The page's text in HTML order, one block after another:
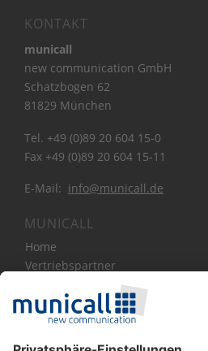
KONTAKT
municall
new communication GmbH
Schatzbogen 62
81829 München
Tel. +49 (0)89 20 604 15-0
Fax +49 (0)89 20 604 15-11
E-Mail: info@municall.de
MUNICALL
Home
Vertriebspartner
Über Uns
News